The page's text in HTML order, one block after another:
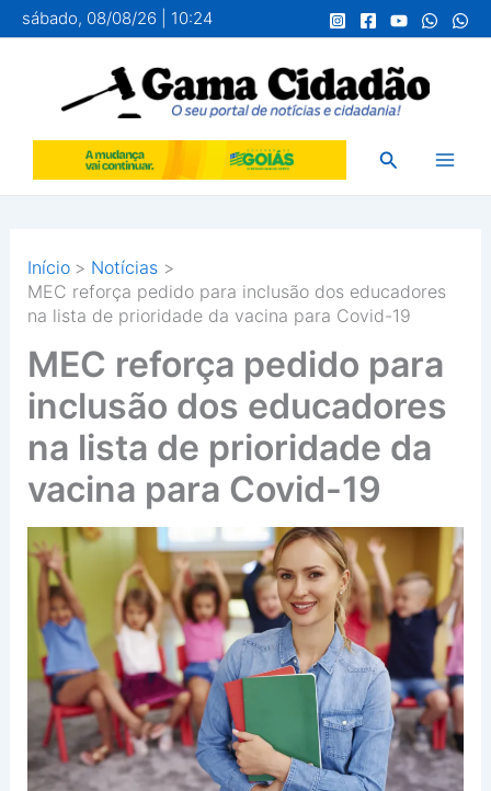
para
conteúdo
sábado, 08/08/26 | 10:24
Pesquisar
Início
Notícias
MEC reforça pedido para inclusão dos educadores
na lista de prioridade da vacina para Covid-19
MEC reforça pedido para
inclusão dos educadores
na lista de prioridade da
vacina para Covid-19